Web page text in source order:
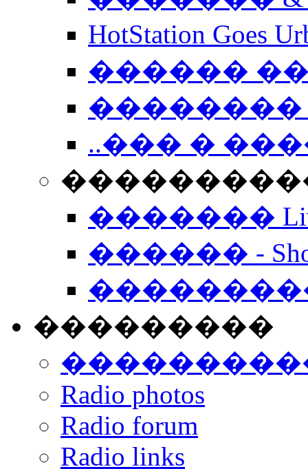
HotStation
������
��������
..��� �
����������
�������
������ -
���������
Radio photos
Radio forum
Radio links